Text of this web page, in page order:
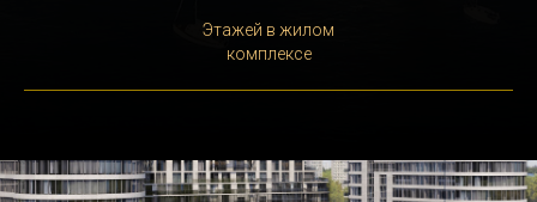
Этажей в жилом
комплексе